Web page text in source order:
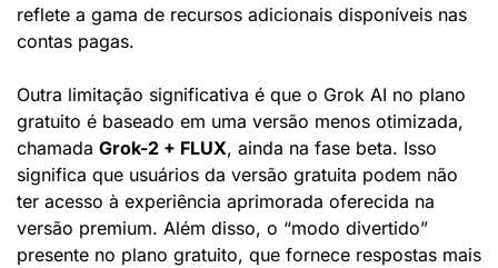
reflete a gama de recursos adicionais disponíveis nas
contas pagas.
Outra limitação significativa é que o Grok AI no plano
gratuito é baseado em uma versão menos otimizada,
chamada Grok-2 + FLUX, ainda na fase beta. Isso
significa que usuários da versão gratuita podem não
ter acesso à experiência aprimorada oferecida na
versão premium. Além disso, o “modo divertido”
presente no plano gratuito, que fornece respostas mais